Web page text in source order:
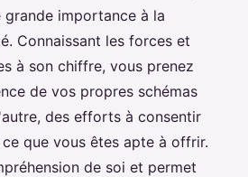
grande importance à la
Connaissant les forces et
à son chiffre, vous prenez
de vos propres schémas
des efforts à consentir
que vous êtes apte à offrir.
de soi et permet